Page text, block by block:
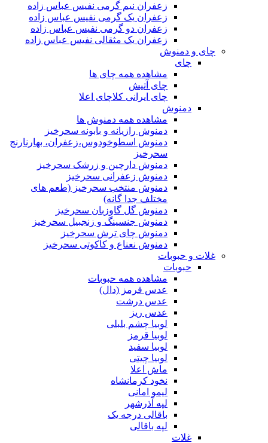
زعفران نیم گرمی نفیس عباس زاده
زعفران یک گرمی نفیس عباس زاده
زعفران دو گرمی نفیس عباس زاده
زعفران یک مثقالی نفیس عباس زاده
چای و دمنوش
چای
مشاهده همه چای ها
چای آتیش
چای ایرانی کلاچای اعلا
دمنوش
مشاهده همه دمنوش ها
دمنوش رازیانه و بابونه سحرخیز
دمنوش اسطوخودوس،زعفران، بهارنارنج
سحرخیز
دمنوش دارچین و زرشک سحرخیز
دمنوش زعفرانی سحرخیز
دمنوش منتخب سحرخیز (طعم های
مختلف جدا گانه)
دمنوش گل گاوزبان سحرخیز
دمنوش جنسینگ و زنجبیل سحرخیز
دمنوش چای ترش سحرخیز
دمنوش نعناع و کاکوتی سحرخیز
غلات و حبوبات
حبوبات
مشاهده همه حبوبات
عدس قرمز (دال)
عدس درشت
عدس ریز
لوبیا چشم بلبلی
لوبیا قرمز
لوبیا سفید
لوبیا چیتی
ماش اعلا
نخود کرمانشاه
لیمو امانی
لپه آذرشهر
باقالی درجه یک
لپه باقالی
غلات